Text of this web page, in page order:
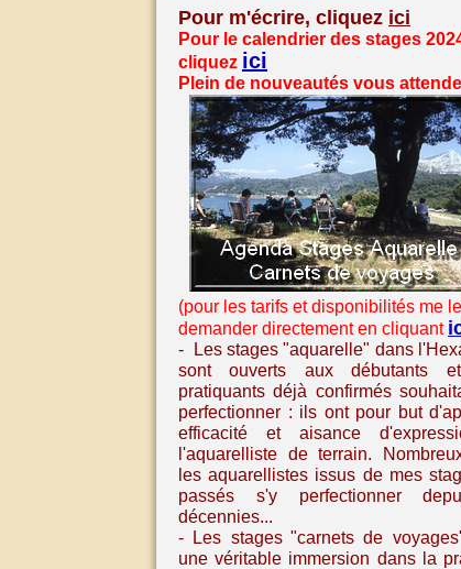
Pour m'écrire, cliquez ici
Pour le calendrier des stages
cliquez ici
Plein de nouveautés vous
(pour les tarifs et disponibilités me
demander directement en cliquant
- Les stages "aquarelle" dans
sont ouverts aux débutants
pratiquants déjà confirmés
perfectionner : ils ont pour but
efficacité et aisance
l'aquarelliste de terrain.
les aquarellistes issus de mes
passés s'y perfectionner
décennies...
- Les stages "carnets de
une véritable immersion dans la